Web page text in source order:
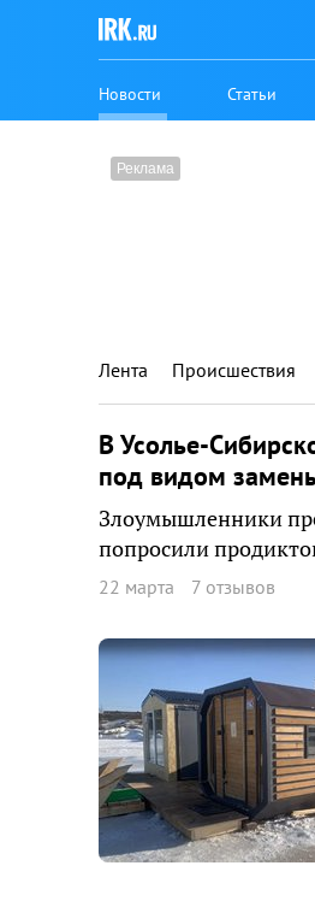
Новости Статьи
Лента Происшествия
В Усолье-
под видом
Злоумышленники
попросили
22 марта 7 отзывов